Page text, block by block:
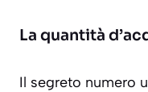
La quantità
Il segreto numero